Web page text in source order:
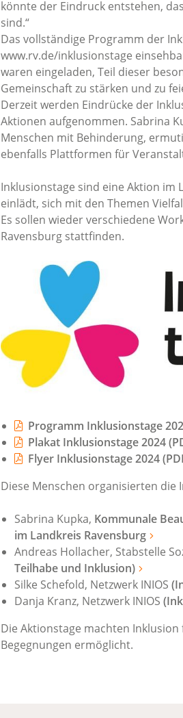
könnte der Eindruck entstehen,
sind.“
Das vollständige Programm der
www.rv.de/inklusionstage
waren eingeladen, Teil dieser
Gemeinschaft zu stärken und zu
Derzeit werden Eindrücke der
Aktionen aufgenommen. Sabrina
Menschen mit Behinderung,
ebenfalls Plattformen für
Inklusionstage sind eine Aktion im
einlädt, sich mit den Themen
Es sollen wieder verschiedene
Ravensburg stattfinden.
Programm Inklusionstage
Plakat Inklusionstage 2024
Flyer Inklusionstage 2024
Diese Menschen organisierten die
Sabrina Kupka, Kommunale
im Landkreis Ravensburg
Andreas Hollacher, Stabstelle
Teilhabe und Inklusion)
Silke Schefold, Netzwerk INIOS
Danja Kranz, Netzwerk INIOS
Die Aktionstage machten
Begegnungen ermöglicht.